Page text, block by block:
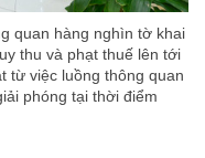
quan hàng nghìn tờ khai
thu và phạt thuế lên tới
từ việc luồng thông quan
phóng tại thời điểm